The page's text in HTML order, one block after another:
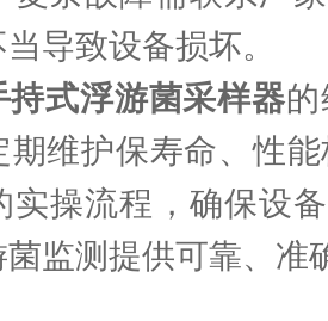
导致设备损坏。
持式浮游菌采样器
期维护保寿命、性
实操流程，确保设
监测提供可靠、准